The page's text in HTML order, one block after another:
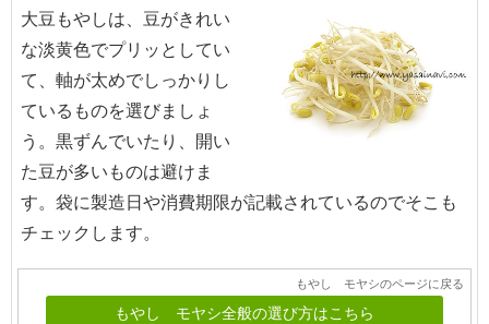
大豆もやしは、豆がきれい
な淡黄色でプリッとしてい
て、軸が太めでしっかりし
ているものを選びましょ
う。黒ずんでいたり、開い
た豆が多いものは避けま
す。袋に製造日や消費期限が記載されているのでそこも
チェックします。
もやし モヤシのページに戻る
もやし モヤシ全般の選び方はこちら